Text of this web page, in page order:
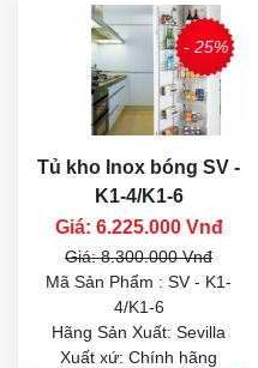
- 25%
Tủ kho Inox bóng SV -
K1-4/K1-6
Giá: 6.225.000 Vnđ
Giá: 8.300.000 Vnđ
Mã Sản Phẩm : SV - K1-
4/K1-6
Hãng Sản Xuất: Sevilla
Xuất xứ: Chính hãng